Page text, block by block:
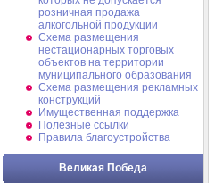
розничная продажа
алкогольной продукции
Схема размещения
нестационарных торговых
объектов на территории
муниципального образования
Схема размещения рекламных
конструкций
Имущественная поддержка
Полезные ссылки
Правила благоустройства
Великая Победа